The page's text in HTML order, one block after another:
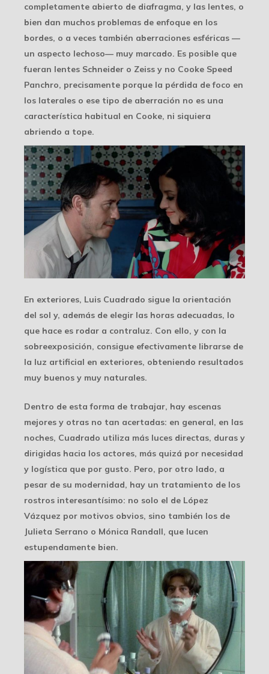
completamente abierto de diafragma, y las lentes, o
bien dan muchos problemas de enfoque en los
bordes, o a veces también aberraciones esféricas —
un aspecto lechoso— muy marcado. Es posible que
fueran lentes Schneider o Zeiss y no Cooke Speed
Panchro, precisamente porque la pérdida de foco en
los laterales o ese tipo de aberración no es una
característica habitual en Cooke, ni siquiera
abriendo a tope.
En exteriores, Luis Cuadrado sigue la orientación
del sol y, además de elegir las horas adecuadas, lo
que hace es rodar a contraluz. Con ello, y con la
sobreexposición, consigue efectivamente librarse de
la luz artificial en exteriores, obteniendo resultados
muy buenos y muy naturales.
Dentro de esta forma de trabajar, hay escenas
mejores y otras no tan acertadas: en general, en las
noches, Cuadrado utiliza más luces directas, duras y
dirigidas hacia los actores, más quizá por necesidad
y logística que por gusto. Pero, por otro lado, a
pesar de su modernidad, hay un tratamiento de los
rostros interesantísimo: no solo el de López
Vázquez por motivos obvios, sino también los de
Julieta Serrano o Mónica Randall, que lucen
estupendamente bien.